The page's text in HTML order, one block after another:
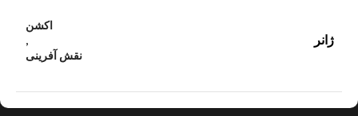
ژانر
اکشن
,
نقش آفرینی